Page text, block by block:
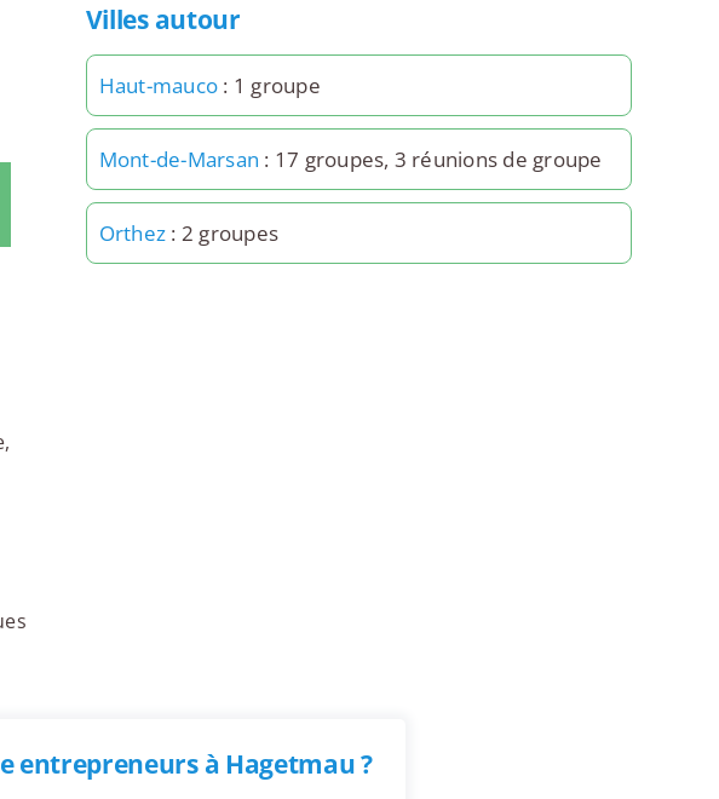
Villes autour
Haut-mauco : 1 groupe
Mont-de-Marsan : 17 groupes, 3 réunions de groupe
Orthez : 2 groupes
entrepreneurs à Hagetmau ?